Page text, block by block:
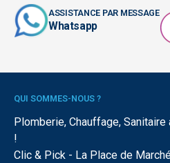
ASSISTANCE PAR MESSAGE
Whatsapp
QUI SOMMES-NOUS ?
Plomberie, Chauffage,
!
Clic & Pick - La Place de